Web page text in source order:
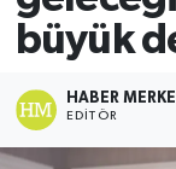
büyük
HABER
EDITÖR